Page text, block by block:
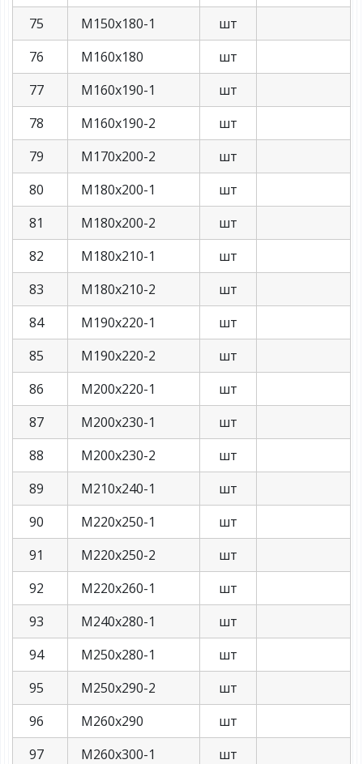
75
М150х180-1
шт
76
М160х180
шт
77
М160х190-1
шт
78
М160х190-2
шт
79
М170х200-2
шт
80
М180х200-1
шт
81
М180х200-2
шт
82
М180х210-1
шт
83
М180х210-2
шт
84
М190х220-1
шт
85
М190х220-2
шт
86
М200х220-1
шт
87
М200х230-1
шт
88
М200х230-2
шт
89
М210х240-1
шт
90
М220х250-1
шт
91
М220х250-2
шт
92
М220х260-1
шт
93
М240х280-1
шт
94
М250х280-1
шт
95
М250х290-2
шт
96
М260х290
шт
97
М260х300-1
шт